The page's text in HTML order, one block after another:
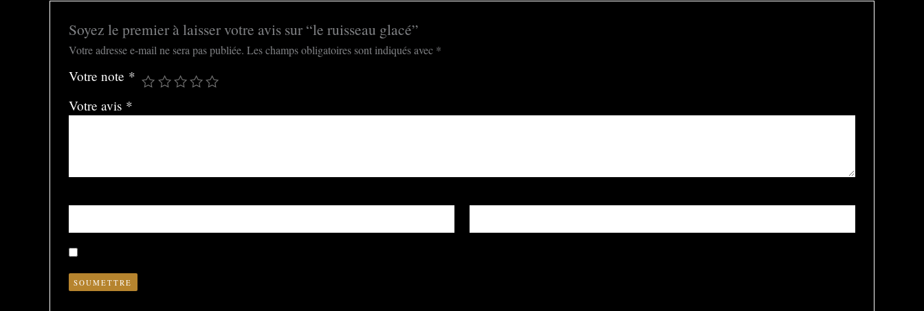
Soyez le premier à laisser votre avis sur “le ruisseau glacé”
Votre adresse e-mail ne sera pas publiée. Les champs obligatoires sont indiqués avec *
Votre note *
Votre avis *